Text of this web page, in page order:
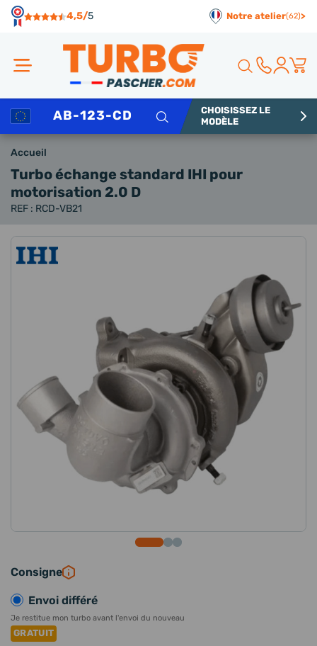
4,5/5 Notre atelier(62)>
Rechercher
CHOISISSEZ LE
MODÈLE
Accueil
Turbo échange standard IHI pour
motorisation 2.0 D
REF : RCD-VB21
Consigne
Envoi différé
Je restitue mon turbo avant l'envoi du nouveau
GRATUIT
Panneau de gestion des cookies